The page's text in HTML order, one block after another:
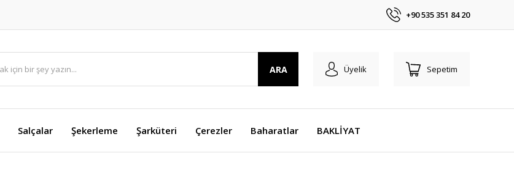
+90 535 351 84 20
ARA Üyelik Sepetim
Salçalar Şekerleme Şarküteri Çerezler Baharatlar BAKLİYAT